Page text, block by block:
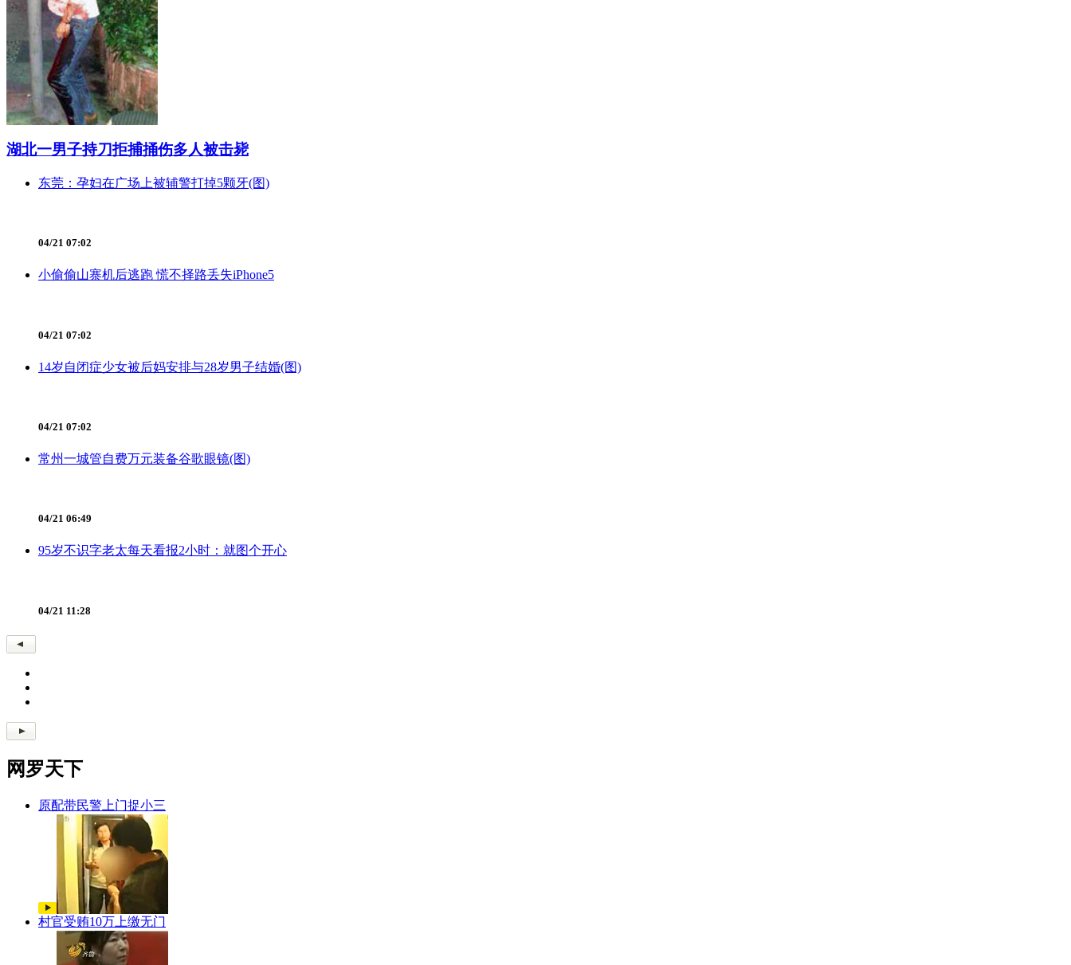
湖北一男子持刀拒捕捅伤多人被击毙
东莞：孕妇在广场上被辅警打掉5颗牙(图)
04/21 07:02
小偷偷山寨机后逃跑 慌不择路丢失iPhone5
04/21 07:02
14岁自闭症少女被后妈安排与28岁男子结婚(图)
04/21 07:02
常州一城管自费万元装备谷歌眼镜(图)
04/21 06:49
95岁不识字老太每天看报2小时：就图个开心
04/21 11:28
网罗天下
原配带民警上门捉小三
村官受贿10万上缴无门